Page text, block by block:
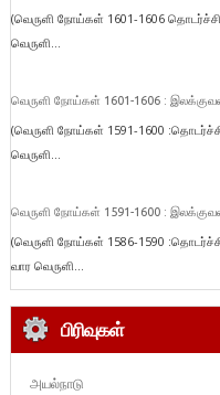
(வெருளி நோய்கள் 1601-1606
வெருளி...
வெருளி நோய்கள் 1601-1606 :
(வெருளி நோய்கள் 1591-1600
வெருளி...
வெருளி நோய்கள் 1591-1600 :
(வெருளி நோய்கள் 1586-1590
வார வெருளி...
பிரிவுகள்
அயல்நாடு